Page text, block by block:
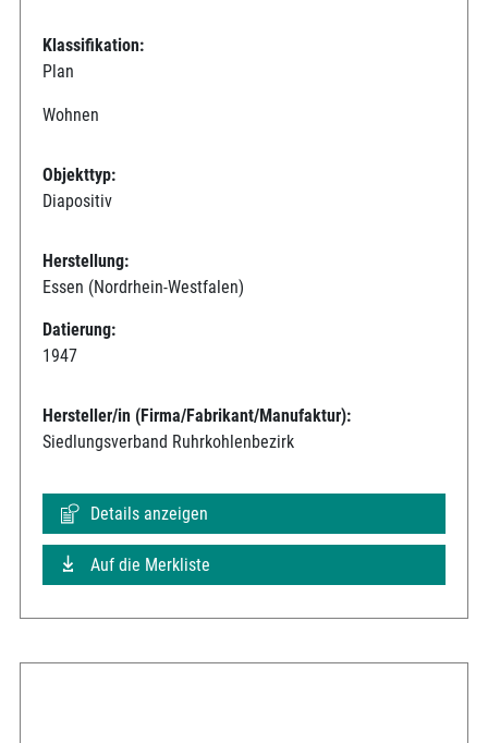
Klassifikation:
Plan
Wohnen
Objekttyp:
Diapositiv
Herstellung:
Essen (Nordrhein-Westfalen)
Datierung:
1947
Hersteller/in (Firma/Fabrikant/Manufaktur):
Siedlungsverband Ruhrkohlenbezirk
Details anzeigen
Auf die Merkliste